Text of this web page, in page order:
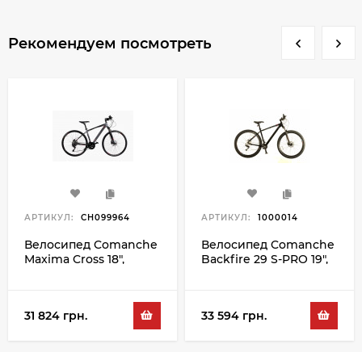
Рекомендуем посмотреть
АРТИКУЛ: CH099964
Велосипед Comanche
Maxima Cross 18",
31 824 грн.
АРТИКУЛ: 1000014
Велосипед Comanche
Backfire 29 S-PRO 19",
33 594 грн.